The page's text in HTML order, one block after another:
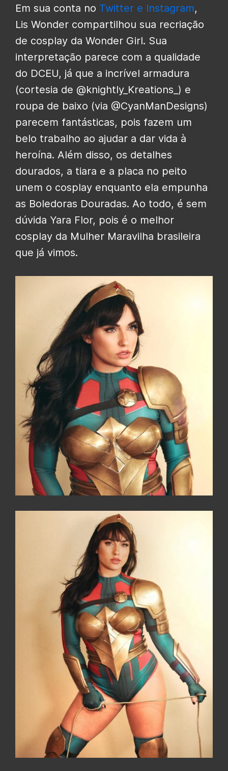
Em sua conta no Twitter e Instagram,
Lis Wonder compartilhou sua recriação
de cosplay da Wonder Girl. Sua
interpretação parece com a qualidade
do DCEU, já que a incrível armadura
(cortesia de @knightly_Kreations_) e
roupa de baixo (via @CyanManDesigns)
parecem fantásticas, pois fazem um
belo trabalho ao ajudar a dar vida à
heroína. Além disso, os detalhes
dourados, a tiara e a placa no peito
unem o cosplay enquanto ela empunha
as Boledoras Douradas. Ao todo, é sem
dúvida Yara Flor, pois é o melhor
cosplay da Mulher Maravilha brasileira
que já vimos.